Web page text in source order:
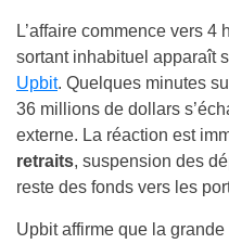
L’affaire commence vers 4
sortant inhabituel apparaît
Upbit. Quelques minutes
36 millions de dollars
externe. La réaction est
retraits, suspension des
reste des fonds vers les
Upbit affirme que la